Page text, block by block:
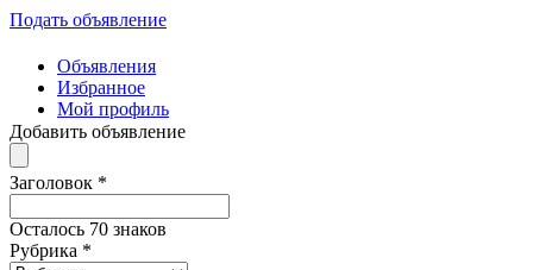
Подать объявление
Объявления
Избранное
Мой профиль
Добавить объявление
Заголовок *
Осталось 70 знаков
Рубрика *